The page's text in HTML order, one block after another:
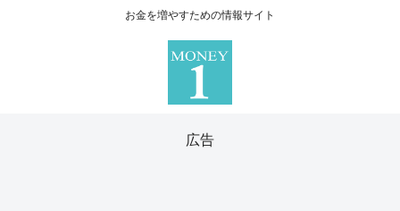
お金を増やすための情報サイト
広告